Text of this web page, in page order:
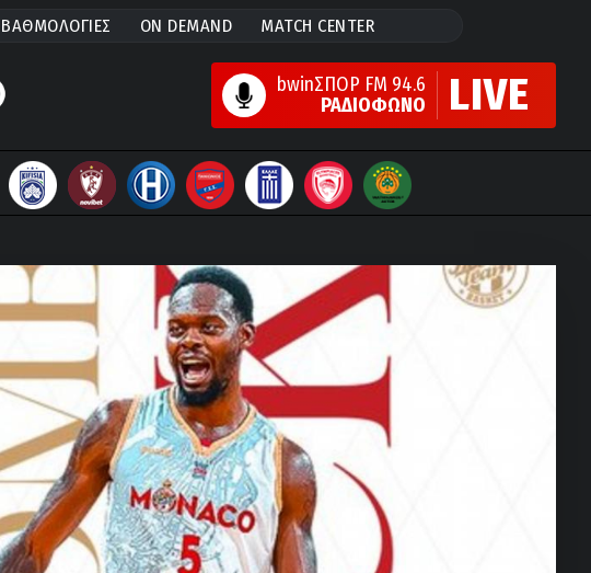
ΒΑΘΜΟΛΟΓΙΕΣ ON DEMAND MATCH CENTER
bwinΣΠΟΡ FM 94.6
ΡΑΔΙΟΦΩΝΟ
LIVE